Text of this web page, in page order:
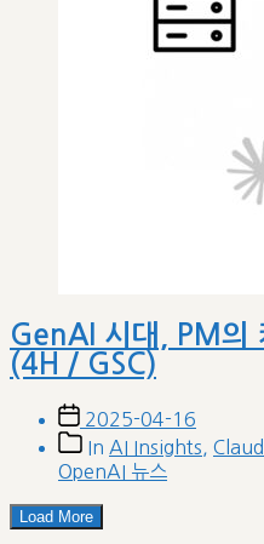
GenAI 시대, PM의
(4H / GSC)
Post
date
2025-04-16
Post
categories
In AI Insights
OpenAI 뉴스
Load More